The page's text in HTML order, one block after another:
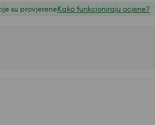
su provjereneKako funkcioniraju ocjene?